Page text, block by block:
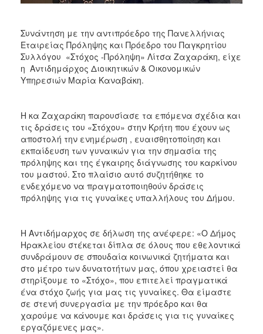
ΑΝΘΕΚΤΙΚΗ
ΠΟΛΗ
Συνάντηση με την αντιπρόεδρο της Πανελλήνιας
Εταιρείας Πρόληψης και Πρόεδρο του Παγκρητίου
Συλλόγου «Στόχος -Πρόληψη» Λίτσα Ζαχαράκη, είχε
η Αντιδημάρχος Διοικητικών & Οικονομικών
Υπηρεσιών Μαρία Καναβάκη.
Η κα Ζαχαράκη παρουσίασε τα επόμενα σχέδια και
τις δράσεις του «Στόχου» στην Κρήτη που έχουν ως
αποστολή την ενημέρωση , ευαισθητοποίηση και
εκπαίδευση των γυναικών για την σημασία της
πρόληψης και της έγκαιρης διάγνωσης του καρκίνου
του μαστού. Στο πλαίσιο αυτό συζητήθηκε το
ενδεχόμενο να πραγματοποιηθούν δράσεις
πρόληψης για τις γυναίκες υπαλλήλους του Δήμου.
Η Αντιδήμαρχος σε δήλωση της ανέφερε: «Ο Δήμος
Ηρακλείου στέκεται δίπλα σε όλους που εθελοντικά
συνδράμουν σε σπουδαία κοινωνικά ζητήματα και
στο μέτρο των δυνατοτήτων μας, όπου χρειαστεί θα
στηρίξουμε το «Στόχο», που επιτελεί πραγματικά
ένα στόχο ζωής για μας τις γυναίκες. Θα είμαστε
σε στενή συνεργασία με την πρόεδρο και θα
χαρούμε να κάνουμε και δράσεις για τις γυναίκες
εργαζόμενες μας».